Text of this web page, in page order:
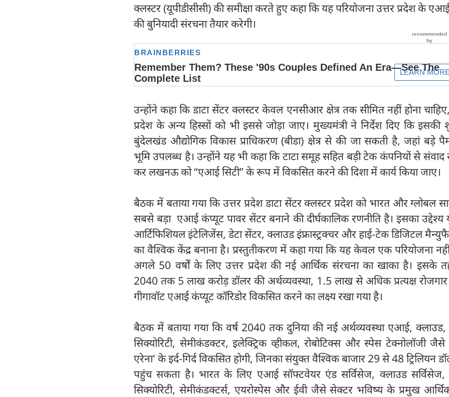
क्लस्टर (यूपीडीसीसी) की समीक्षा करते हुए कहा कि यह परियोजना उत्तर प्रदेश के
की बुनियादी संरचना तैयार करेगी।
उन्होंने कहा कि डाटा सेंटर क्लस्टर केवल एनसीआर क्षेत्र तक सीमित नहीं होना
प्रदेश के अन्य हिस्सों को भी इससे जोड़ा जाए। मुख्यमंत्री ने निर्देश दिए कि
बुंदेलखंड औद्योगिक विकास प्राधिकरण (बीडा) क्षेत्र से की जा सकती है, जहां बड़े
भूमि उपलब्ध है। उन्होंने यह भी कहा कि टाटा समूह सहित बड़ी टेक कंपनियों से संवाद
कर लखनऊ को “एआई सिटी” के रूप में विकसित करने की दिशा में कार्य किया जाए।
बैठक में बताया गया कि उत्तर प्रदेश डाटा सेंटर क्लस्टर प्रदेश को भारत और ग्लोबल
सबसे बड़ा एआई कंप्यूट पावर सेंटर बनाने की दीर्घकालिक रणनीति है। इसका उद्देश्य
आर्टिफिशियल इंटेलिजेंस, डेटा सेंटर, क्लाउड इंफ्रास्ट्रक्चर और हाई-टेक डिजिटल
का वैश्विक केंद्र बनाना है। प्रस्तुतीकरण में कहा गया कि यह केवल एक परियोजना
अगले 50 वर्षों के लिए उत्तर प्रदेश की नई आर्थिक संरचना का खाका है। इसके
2040 तक 5 लाख करोड़ डॉलर की अर्थव्यवस्था, 1.5 लाख से अधिक प्रत्यक्ष
गीगावॉट एआई कंप्यूट कॉरिडोर विकसित करने का लक्ष्य रखा गया है।
बैठक में बताया गया कि वर्ष 2040 तक दुनिया की नई अर्थव्यवस्था एआई, क्लाउड,
सिक्योरिटी, सेमीकंडक्टर, इलेक्ट्रिक व्हीकल, रोबोटिक्स और स्पेस टेक्नोलॉजी
एरेना' के इर्द-गिर्द विकसित होगी, जिनका संयुक्त वैश्विक बाजार 29 से 48 ट्रिलियन
पहुंच सकता है। भारत के लिए एआई सॉफ्टवेयर एंड सर्विसेज, क्लाउड सर्विसेज,
सिक्योरिटी, सेमीकंडक्टर्स, एयरोस्पेस और ईवी जैसे सेक्टर भविष्य के प्रमुख